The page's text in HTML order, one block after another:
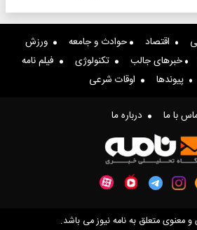
اقتصاد حوادث و جامعه
ورزش
خبرهای جالب تکنولوژی
فیلم نامه
پیوندها اوقات شرعی
با ما درباره ما
معنوی متعلق به نامه نیوز می باشد.